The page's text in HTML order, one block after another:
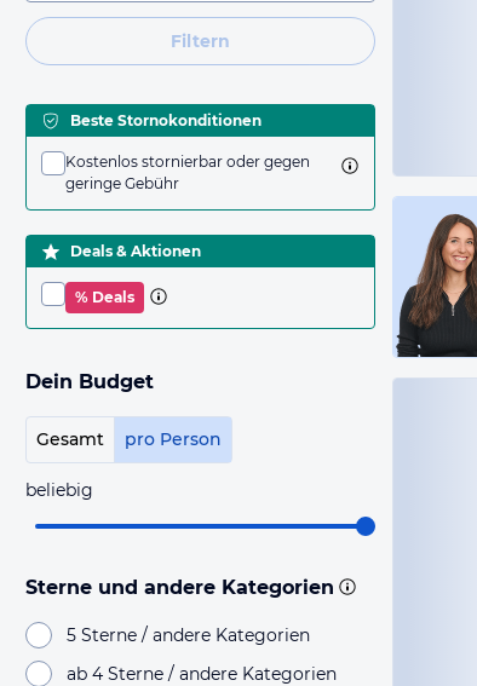
Filtern
Beste Stornokonditionen
Kostenlos stornierbar oder gegen
geringe Gebühr
Deals & Aktionen
% Deals
Dein Budget
Gesamt pro Person
beliebig
Sterne und andere Kategorien
5 Sterne / andere Kategorien
ab 4 Sterne / andere Kategorien